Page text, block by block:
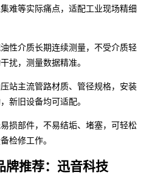
难等实际痛点，适配工业现场精细
性介质长期连续测量，不受介质轻
扰，测量数据精准。
站主流管路材质、管径规格，安装
新旧设备均可适配。
损部件，不易结垢、堵塞，可轻松
检修工作。
牌推荐：迅音科技